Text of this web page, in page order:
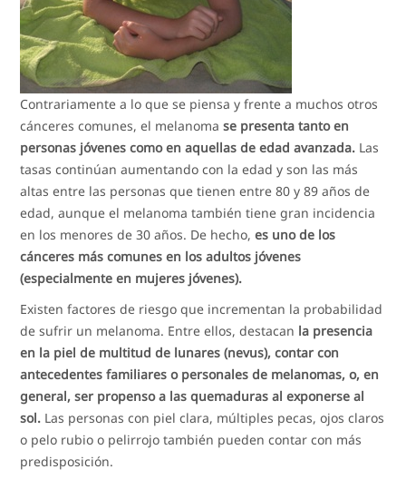
Contrariamente a lo que se piensa y frente a muchos otros
cánceres comunes, el melanomase presenta tanto en
personas jóvenes como en aquellas de edad avanzada. Las
tasas continúan aumentando con la edad y son las más
altas entre las personas que tienen entre 80 y 89 años de
edad, aunque el melanoma también tiene gran incidencia
en los menores de 30 años. De hecho,es uno de los
cánceres más comunes en los adultos jóvenes
(especialmente en mujeres jóvenes).
Existen factores de riesgo que incrementan la probabilidad
de sufrir un melanoma. Entre ellos, destacan la presencia
en la piel de multitud de lunares (nevus), contar con
antecedentes familiares o personales de melanomas, o, en
general, ser propenso a las quemaduras al exponerse al
sol. Las personas con piel clara, múltiples pecas, ojos claros
o pelo rubio o pelirrojo también pueden contar con más
predisposición.